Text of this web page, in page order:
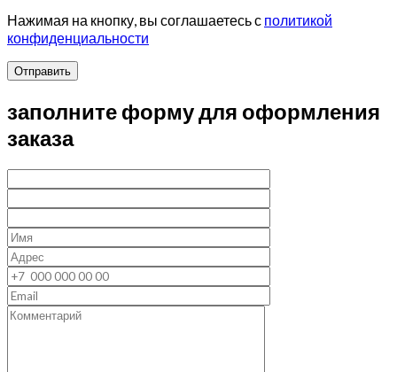
Нажимая на кнопку, вы соглашаетесь с политикой
конфиденциальности
Отправить
заполните форму для оформления
заказа